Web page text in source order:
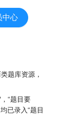
中心
题库资源，
，“题目要
已录入“题目